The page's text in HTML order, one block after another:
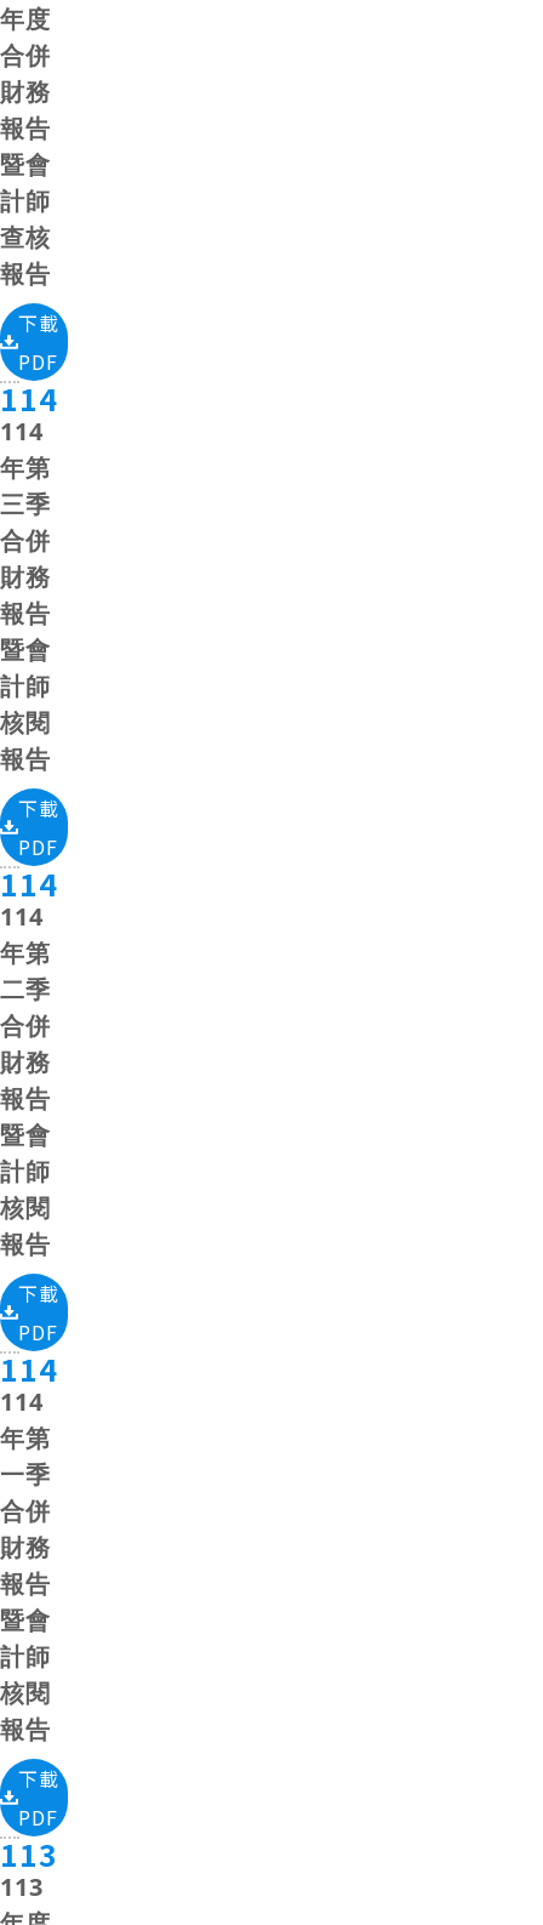
年度
合併
財務
報告
暨會
計師
查核
報告
下載
PDF
114
114
年第
三季
合併
財務
報告
暨會
計師
核閱
報告
下載
PDF
114
114
年第
二季
合併
財務
報告
暨會
計師
核閱
報告
下載
PDF
114
114
年第
一季
合併
財務
報告
暨會
計師
核閱
報告
下載
PDF
113
113